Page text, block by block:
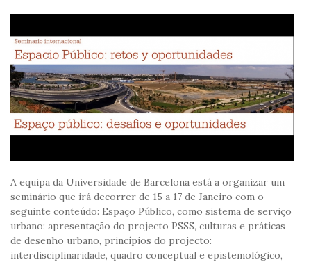
A equipa da Universidade de Barcelona está a organizar um
seminário que irá decorrer de 15 a 17 de Janeiro com o
seguinte conteúdo: Espaço Público, como sistema de serviço
urbano: apresentação do projecto PSSS, culturas e práticas
de desenho urbano, princípios do projecto:
interdisciplinaridade, quadro conceptual e epistemológico,